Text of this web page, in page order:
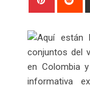
Aquí están
conjuntos del
en Colombia
informativa